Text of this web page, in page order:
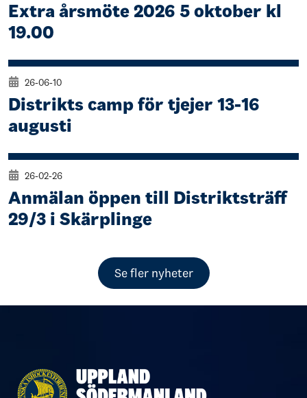
Extra årsmöte 2026 5 oktober kl
19.00
Distrikts camp för tjejer 13-16
augusti
26-06-10
Anmälan öppen till Distriktsträff
29/3 i Skärplinge
26-02-26
Se fler nyheter